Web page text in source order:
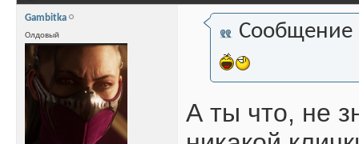
Gambitka
Олдовый Сообщение
А ты что, не